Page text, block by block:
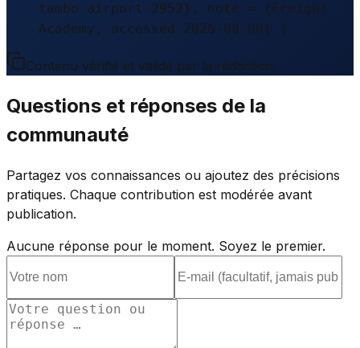
tambo-airport-2952}, note = {Freight
Academy, accessed 2026-08-08} }
Contenu vérifié et validé par la rédaction.
Questions et réponses de la
communauté
Partagez vos connaissances ou ajoutez des précisions
pratiques. Chaque contribution est modérée avant
publication.
Aucune réponse pour le moment. Soyez le premier.